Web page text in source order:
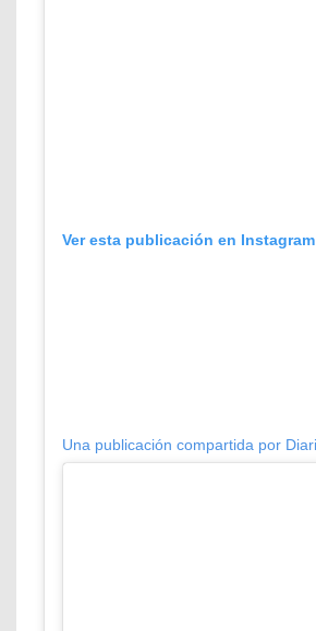
Ver esta publicación en Instagram